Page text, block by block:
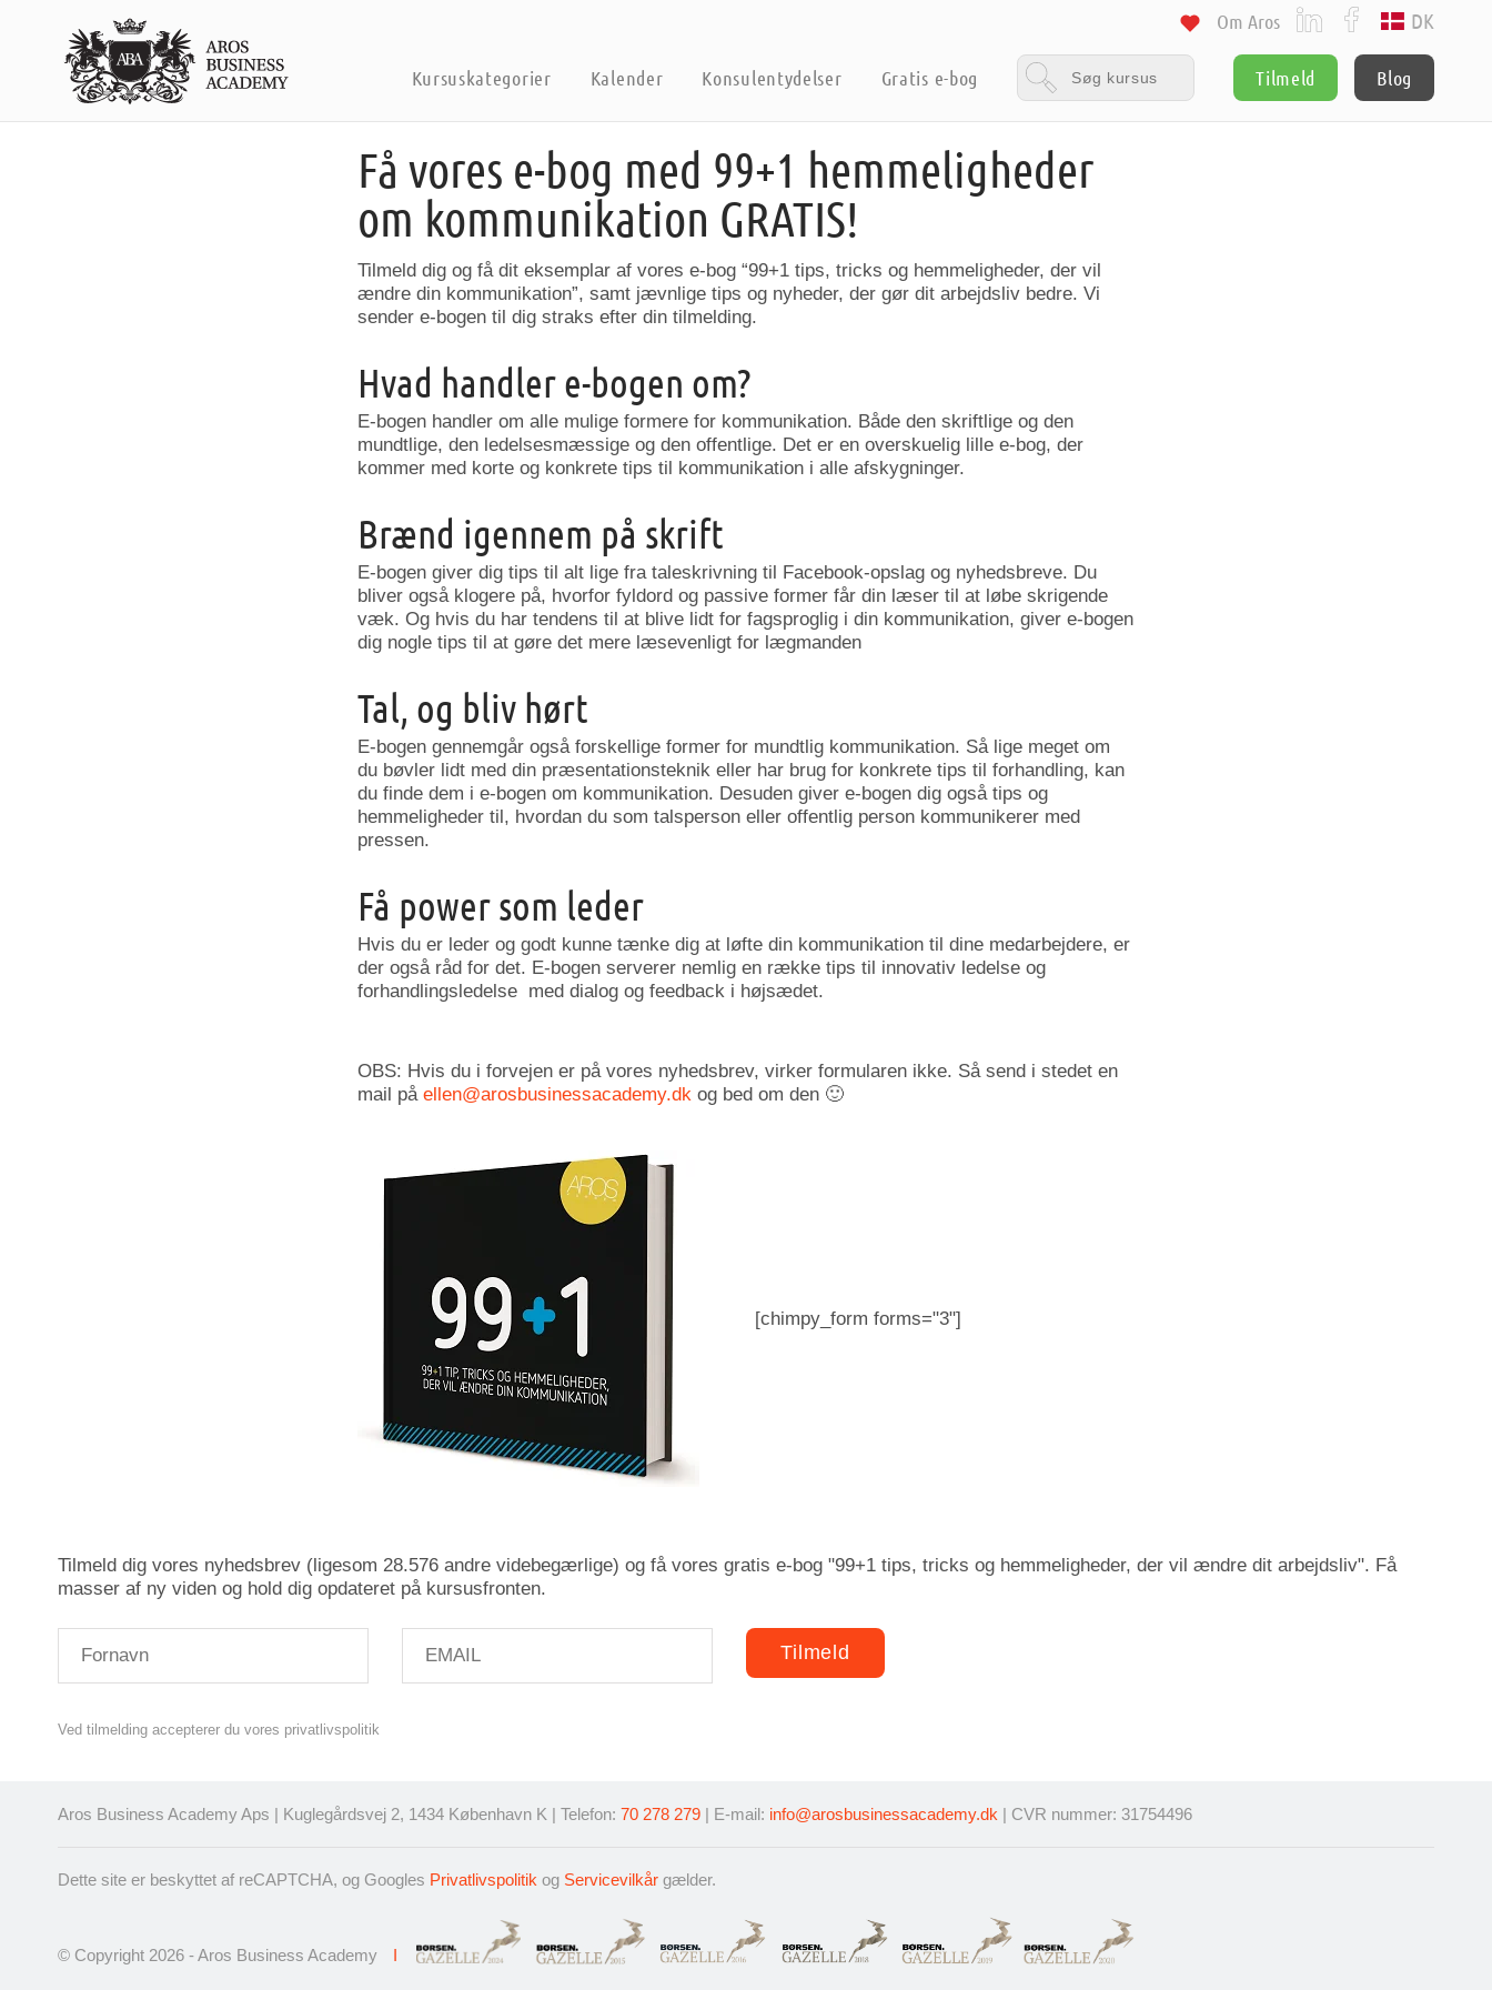
Kursuskategorier Kalender Konsulentydelser Gratis e-bog Tilmeld Blog
Om Aros DK
Få vores e-bog med 99+1 hemmeligheder
om kommunikation GRATIS!
Tilmeld dig og få dit eksemplar af vores e-bog “99+1 tips, tricks og hemmeligheder, der vil
ændre din kommunikation”, samt jævnlige tips og nyheder, der gør dit arbejdsliv bedre. Vi
sender e-bogen til dig straks efter din tilmelding.
Hvad handler e-bogen om?
E-bogen handler om alle mulige formere for kommunikation. Både den skriftlige og den
mundtlige, den ledelsesmæssige og den offentlige. Det er en overskuelig lille e-bog, der
kommer med korte og konkrete tips til kommunikation i alle afskygninger.
Brænd igennem på skrift
E-bogen giver dig tips til alt lige fra taleskrivning til Facebook-opslag og nyhedsbreve. Du
bliver også klogere på, hvorfor fyldord og passive former får din læser til at løbe skrigende
væk. Og hvis du har tendens til at blive lidt for fagsproglig i din kommunikation, giver e-bogen
dig nogle tips til at gøre det mere læsevenligt for lægmanden
Tal, og bliv hørt
E-bogen gennemgår også forskellige former for mundtlig kommunikation. Så lige meget om
du bøvler lidt med din præsentationsteknik eller har brug for konkrete tips til forhandling, kan
du finde dem i e-bogen om kommunikation. Desuden giver e-bogen dig også tips og
hemmeligheder til, hvordan du som talsperson eller offentlig person kommunikerer med
pressen.
Få power som leder
Hvis du er leder og godt kunne tænke dig at løfte din kommunikation til dine medarbejdere, er
der også råd for det. E-bogen serverer nemlig en række tips til innovativ ledelse og
forhandlingsledelse med dialog og feedback i højsædet.
OBS: Hvis du i forvejen er på vores nyhedsbrev, virker formularen ikke. Så send i stedet en
mail på ellen@arosbusinessacademy.dk og bed om den 🙂
[chimpy_form forms="3"]
Tilmeld dig vores nyhedsbrev (ligesom 28.576 andre videbegærlige) og få vores gratis e-bog "99+1 tips, tricks og hemmeligheder, der vil ændre dit arbejdsliv". Få
masser af ny viden og hold dig opdateret på kursusfronten.
Ved tilmelding accepterer du vores privatlivspolitik
Aros Business Academy Aps | Kuglegårdsvej 2, 1434 København K | Telefon: 70 278 279 | E-mail: info@arosbusinessacademy.dk | CVR nummer: 31754496
Dette site er beskyttet af reCAPTCHA, og Googles Privatlivspolitik og Servicevilkår gælder.
© Copyright 2026 - Aros Business Academy I